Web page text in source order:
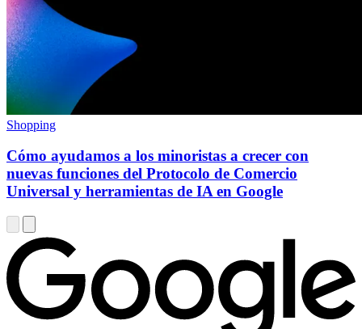
Shopping
Cómo ayudamos a los minoristas a crecer con
nuevas funciones del Protocolo de Comercio
Universal y herramientas de IA en Google